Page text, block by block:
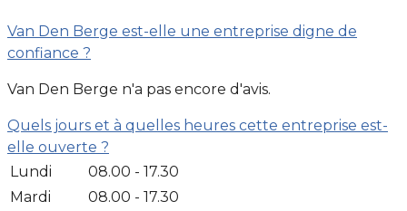
Van Den Berge est-elle une entreprise digne de
confiance ?
Van Den Berge n'a pas encore d'avis.
Quels jours et à quelles heures cette entreprise est-
elle ouverte ?
Lundi
08.00 - 17.30
Mardi
08.00 - 17.30